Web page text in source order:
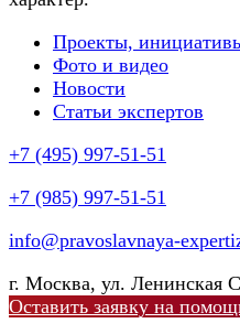
Проекты,
Фото и видео
Новости
Статьи экспертов
+7 (495) 997-51-51
+7 (985) 997-51-51
info@pravoslavnaya-
г. Москва, ул. Ленинская
Оставить заявку на